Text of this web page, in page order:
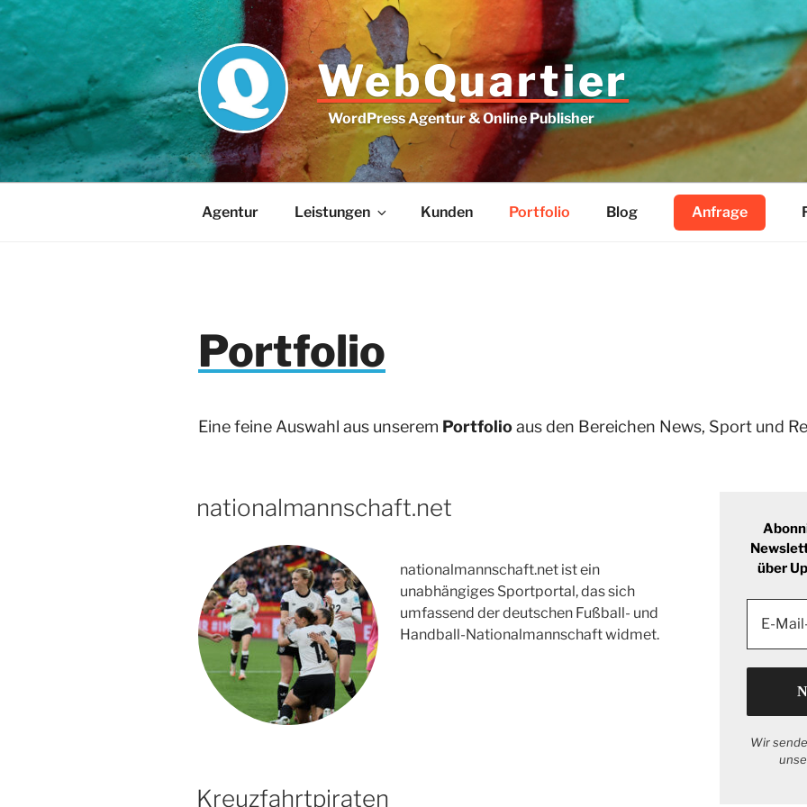
Zum
Inhalt
springen
WebQuartier
WordPress Agentur & Online Publisher
Agentur Leistungen Kunden Portfolio Blog Anfrage
Portfolio
Eine feine Auswahl aus unserem Portfolioaus den Bereichen News, Sport und
nationalmannschaft.net
nationalmannschaft.net ist ein
unabhängiges Sportportal, das sich
umfassend der deutschen Fußball- und
Handball-Nationalmannschaft widmet.
Kreuzfahrtpiraten
über
Wir